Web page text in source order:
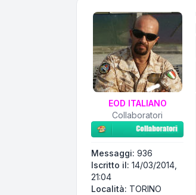
EOD ITALIANO
Collaboratori
Messaggi: 936
Iscritto il: 14/03/2014,
21:04
Località: TORINO